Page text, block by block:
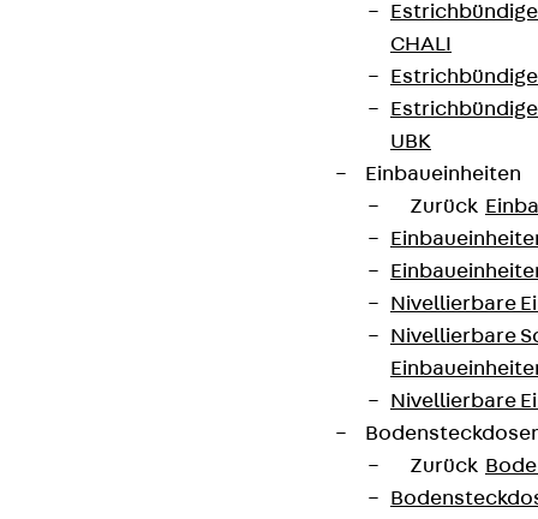
CHALI
UBK
Einbaueinheiten
Zurück
Nivellierbare
Nivellierbare
Nivellierbare
Zurück